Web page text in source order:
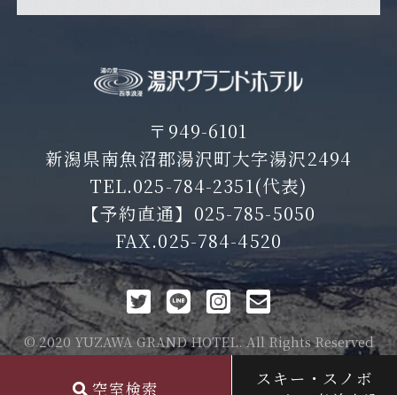
〒949-6101
新潟県南魚沼郡湯沢町大字湯沢2494
TEL.025-784-2351(代表)
【予約直通】 025-785-5050
FAX.025-784-4520
© 2020 YUZAWA GRAND HOTEL. All Rights Reserved
空室検索
スキー・スノボ